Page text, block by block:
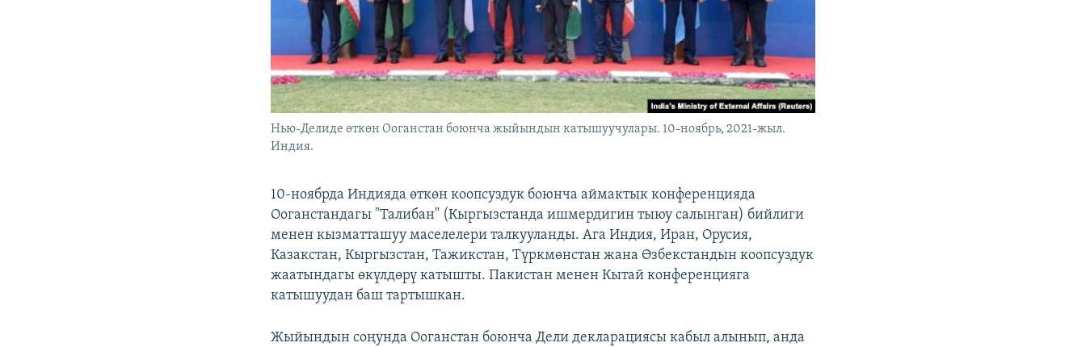
Нью-Делиде өткөн Ооганстан боюнча жыйындын катышуучулары. 10-ноябрь, 2021-жыл.
Индия.
10-ноябрда Индияда өткөн коопсуздук боюнча аймактык конференцияда
Ооганстандагы "Талибан" (Кыргызстанда ишмердигин тыюу салынган) бийлиги
менен кызматташуу маселелери талкууланды. Ага Индия, Иран, Орусия,
Казакстан, Кыргызстан, Тажикстан, Түркмөнстан жана Өзбекстандын коопсуздук
жаатындагы өкүлдөрү катышты. Пакистан менен Кытай конференцияга
катышуудан баш тартышкан.
Жыйындын соңунда Ооганстан боюнча Дели декларациясы кабыл алынып, анда